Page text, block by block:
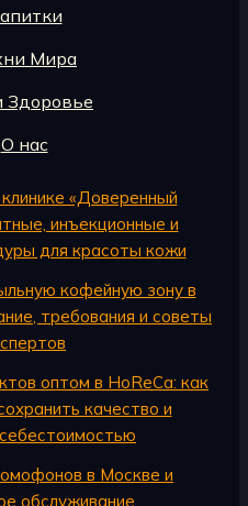
Мира
Здоровье
О нас
«Доверенный
инъекционные и
для красоты кожи
кофейную зону в
требования и советы
оптом в HoReCa: как
качество и
в Москве и
обслуживание